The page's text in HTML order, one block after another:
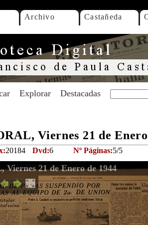
Archivo Castañeda
Explorar Destacadas
Viernes 21 de
20184 Dvd:6 Nº Páginas:5/5
21 de Enero de 1944